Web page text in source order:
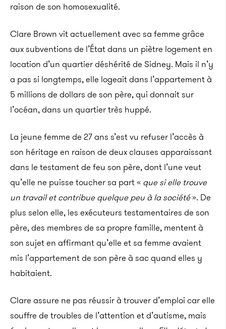
raison de son homosexualité.
Clare Brown vit actuellement avec sa femme grâce
aux subventions de l’État dans un piètre logement en
location d’un quartier déshérité de Sidney. Mais il n’y
a pas si longtemps, elle logeait dans l’appartement à
5 millions de dollars de son père, qui donnait sur
l’océan, dans un quartier très huppé.
La jeune femme de 27 ans s’est vu refuser l’accès à
son héritage en raison de deux clauses apparaissant
dans le testament de feu son père, dont l’une veut
qu’elle ne puisse toucher sa part « que si elle trouve
un travail et contribue quelque peu à la société». De
plus selon elle, les exécuteurs testamentaires de son
père, des membres de sa propre famille, mentent à
son sujet en affirmant qu’elle et sa femme avaient
mis l’appartement de son père à sac quand elles y
habitaient.
Clare assure ne pas réussir à trouver d’emploi car elle
souffre de troubles de l’attention et d’autisme, mais